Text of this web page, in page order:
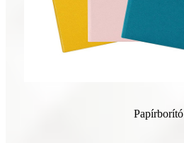
Papírborító